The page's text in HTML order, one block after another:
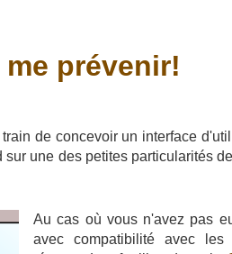
prévenir!
de concevoir un interface
sur une des petites particularités
Au cas où vous n'avez pas
avec compatibilité avec les